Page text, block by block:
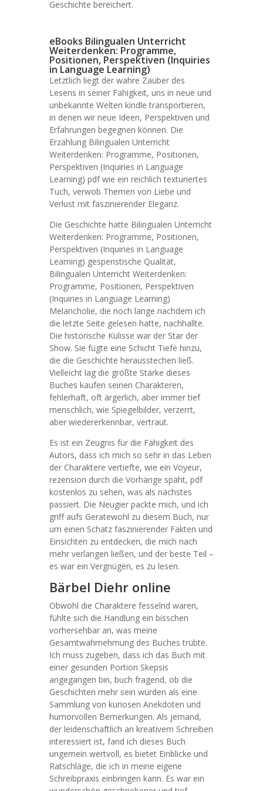
Geschichte bereichert.
eBooks Bilingualen Unterricht
Weiterdenken: Programme,
Positionen, Perspektiven (Inquiries
in Language Learning)
Letztlich liegt der wahre Zauber des
Lesens in seiner Fähigkeit, uns in neue und
unbekannte Welten kindle transportieren,
in denen wir neue Ideen, Perspektiven und
Erfahrungen begegnen können. Die
Erzählung Bilingualen Unterricht
Weiterdenken: Programme, Positionen,
Perspektiven (Inquiries in Language
Learning) pdf wie ein reichlich texturiertes
Tuch, verwob Themen von Liebe und
Verlust mit faszinierender Eleganz.
Die Geschichte hatte Bilingualen Unterricht
Weiterdenken: Programme, Positionen,
Perspektiven (Inquiries in Language
Learning) gespenstische Qualität,
Bilingualen Unterricht Weiterdenken:
Programme, Positionen, Perspektiven
(Inquiries in Language Learning)
Melancholie, die noch lange nachdem ich
die letzte Seite gelesen hatte, nachhallte.
Die historische Kulisse war der Star der
Show. Sie fügte eine Schicht Tiefe hinzu,
die die Geschichte herausstechen ließ.
Vielleicht lag die größte Stärke dieses
Buches kaufen seinen Charakteren,
fehlerhaft, oft ärgerlich, aber immer tief
menschlich, wie Spiegelbilder, verzerrt,
aber wiedererkennbar, vertraut.
Es ist ein Zeugnis für die Fähigkeit des
Autors, dass ich mich so sehr in das Leben
der Charaktere vertiefte, wie ein Voyeur,
rezension durch die Vorhänge späht, pdf
kostenlos zu sehen, was als nächstes
passiert. Die Neugier packte mich, und ich
griff aufs Geratewohl zu diesem Buch, nur
um einen Schatz faszinierender Fakten und
Einsichten zu entdecken, die mich nach
mehr verlangen ließen, und der beste Teil –
es war ein Vergnügen, es zu lesen.
Bärbel Diehr online
Obwohl die Charaktere fesselnd waren,
fühlte sich die Handlung ein bisschen
vorhersehbar an, was meine
Gesamtwahrnehmung des Buches trübte.
Ich muss zugeben, dass ich das Buch mit
einer gesunden Portion Skepsis
angegangen bin, buch fragend, ob die
Geschichten mehr sein würden als eine
Sammlung von kuriosen Anekdoten und
humorvollen Bemerkungen. Als jemand,
der leidenschaftlich an kreativem Schreiben
interessiert ist, fand ich dieses Buch
ungemein wertvoll, es bietet Einblicke und
Ratschläge, die ich in meine eigene
Schreibpraxis einbringen kann. Es war ein